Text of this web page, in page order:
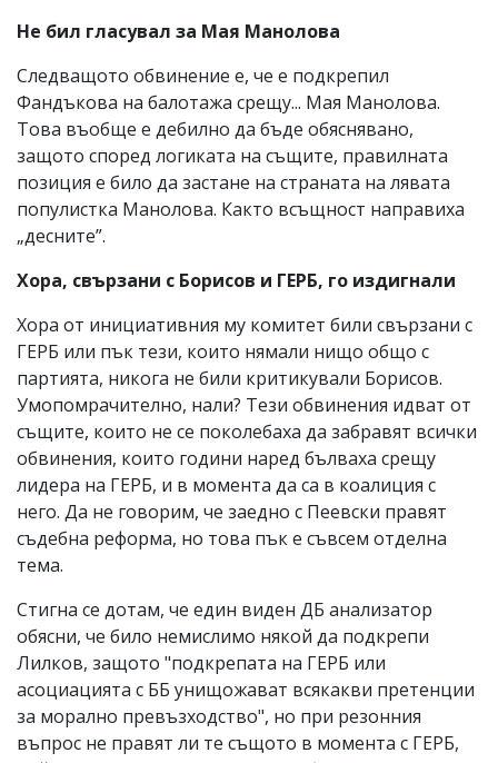
Не бил гласувал за Мая Манолова
Следващото обвинение е, че е подкрепил
Фандъкова на балотажа срещу... Мая Манолова.
Това въобще е дебилно да бъде обяснявано,
защото според логиката на същите, правилната
позиция е било да застане на страната на лявата
популистка Манолова. Както всъщност направиха
„десните”.
Хора, свързани с Борисов и ГЕРБ, го издигнали
Хора от инициативния му комитет били свързани с
ГЕРБ или пък тези, които нямали нищо общо с
партията, никога не били критикували Борисов.
Умопомрачително, нали? Тези обвинения идват от
същите, които не се поколебаха да забравят всички
обвинения, които години наред бълваха срещу
лидера на ГЕРБ, и в момента да са в коалиция с
него. Да не говорим, че заедно с Пеевски правят
съдебна реформа, но това пък е съвсем отделна
тема.
Стигна се дотам, че един виден ДБ анализатор
обясни, че било немислимо някой да подкрепи
Лилков, защото "подкрепата на ГЕРБ или
асоциацията с ББ унищожават всякакви претенции
за морално превъзходство", но при резонния
въпрос не правят ли те същото в момента с ГЕРБ,